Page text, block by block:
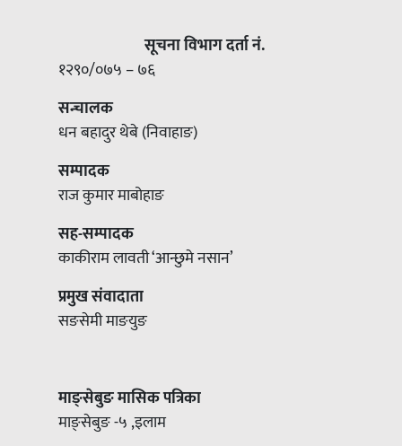
सूचना विभाग दर्ता नं.
१२९०/०७५ – ७६
सन्चालक
धन बहादुर थेबे (निवाहाङ)
सम्पादक
राज कुमार माबोहाङ
सह-सम्पादक
काकीराम लावती ‘आन्छुमे नसान’
प्रमुख संवादाता
सङसेमी माङयुङ
माङ्सेबुङ मासिक पत्रिका
माङ्सेबुङ -५ ,इलाम